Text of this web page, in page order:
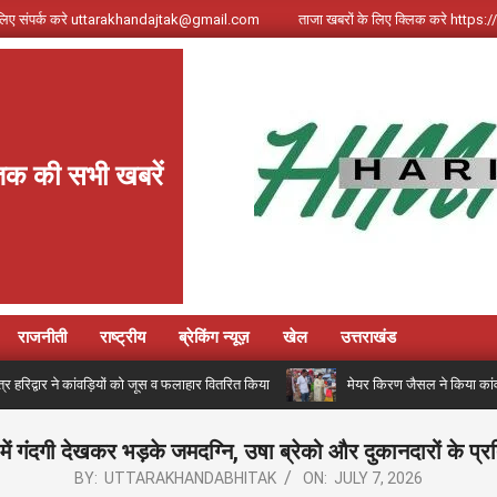
संपर्क करे uttarakhandajtak@gmail.com ताजा खबरों के लिए क्लिक करे
की सभी खबरें
राजनीती राष्ट्रीय ब्रेकिंग न्यूज़ खेल उत्तराखंड
हरिद्वार ने कांवड़ियों को जूस व फलाहार वितरित किया मेयर किरण जैसल ने किया कांवड़
गंदगी देखकर भड़के जमदग्नि, उषा ब्रेको और दुकानदारों के
BY: UTTARAKHANDABHITAK ON: JULY 7, 2026